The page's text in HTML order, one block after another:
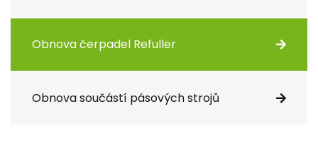
Obnova čerpadel Refuller
Obnova součástí pásových strojů